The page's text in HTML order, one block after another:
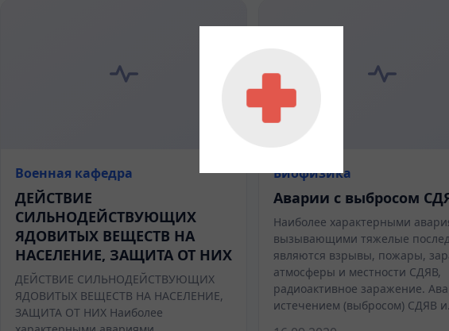
Военная кафедра
ДЕЙСТВИЕ
СИЛЬНОДЕЙСТВУЮЩИХ
ЯДОВИТЫХ ВЕЩЕСТВ НА
НАСЕЛЕНИЕ, ЗАЩИТА ОТ НИХ
ДЕЙСТВИЕ СИЛЬНОДЕЙСТВУЮЩИХ
ЯДОВИТЫХ ВЕЩЕСТВ НА НАСЕЛЕНИЕ,
ЗАЩИТА ОТ НИХ Наиболее
Биофизика
Аварии с выбросом
Наиболее характерными
вызывающими тяжелые
являются взрывы, пожары,
атмосферы и местности СДЯВ,
радиоактивное заражение.
истечением (выбросом) СДЯВ